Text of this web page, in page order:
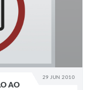
29 JUN 2010
AO